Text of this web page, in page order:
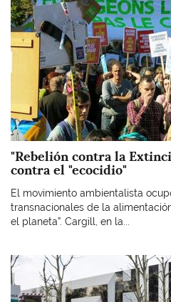
"Rebelión contra la
contra el "ecocidio"
El movimiento ambientalista
transnacionales de la
el planeta”. Cargill, en la...
Imagen